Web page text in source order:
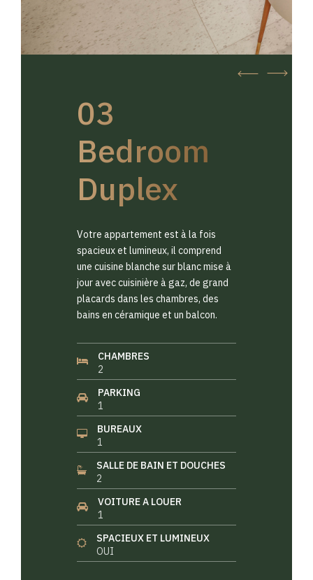
03
Bedroom
Duplex
Votre appartement est à la fois
spacieux et lumineux, il comprend
une cuisine blanche sur blanc mise à
jour avec cuisinière à gaz, de grand
placards dans les chambres, des
bains en céramique et un balcon.
CHAMBRES
2
PARKING
1
BUREAUX
1
SALLE DE BAIN ET DOUCHES
2
VOITURE A LOUER
1
SPACIEUX ET LUMINEUX
OUI